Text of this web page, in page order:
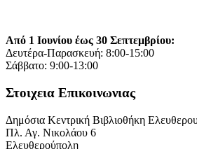
Από 1 Ιουνίου έως 30 Σεπτεμβρίου:
Δευτέρα-Παρασκευή: 8:00-15:00
Σάββατο: 9:00-13:00
Στοιχεια Επικοινωνιας
Δημόσια Κεντρική Βιβλιοθήκη
Πλ. Αγ. Νικολάου 6
Ελευθερούπολη